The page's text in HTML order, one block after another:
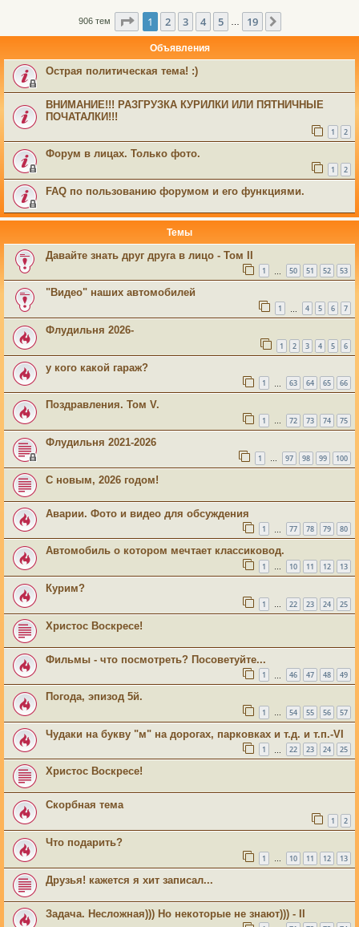
906 тем Страница из 19
1 2 3 4 5 19
Объявления
Острая политическая тема! :)
ВНИМАНИЕ!!! РАЗГРУЗКА КУРИЛКИ ИЛИ ПЯТНИЧНЫЕ
ПОЧАТАЛКИ!!!
1 2
Форум в лицах. Только фото.
1 2
FAQ по пользованию форумом и его функциями.
Темы
Давайте знать друг друга в лицо - Том II
1 50 51 52 53
"Видео" наших автомобилей
1 4 5 6 7
Флудильня 2026-
1 2 3 4 5 6
у кого какой гараж?
1 63 64 65 66
Поздравления. Том V.
1 … 72 73 74 75
Флудильня 2021-2026
1 … 97 98 99 100
С новым, 2026 годом!
Аварии. Фото и видео для обсуждения
1 77 78 79 80
Автомобиль о котором мечтает классиковод.
1 … 10 11 12 13
Курим?
1 … 22 23 24 25
Христос Воскресе!
Фильмы - что посмотреть? Посоветуйте...
1 46 47 48 49
Погода, эпизод 5й.
1 … 54 55 56 57
Чудаки на букву "м" на дорогах, парковках и т.д. и т.п.-VI
1 22 23 24 25
Христос Воскресе!
Скорбная тема
1 2
Что подарить?
1 … 10 11 12 13
Друзья! кажется я хит записал...
Задача. Несложная))) Но некоторые не знают))) - II